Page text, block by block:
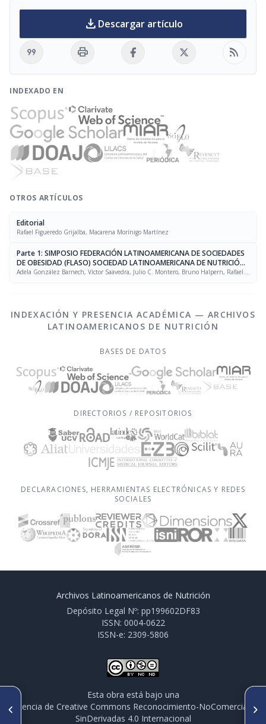
download Descargar artículo
format_quote print rss_feed
INDEXADO EN
OTROS ARTÍCULOS
Editorial
Rafael Figueredo Grijalba, Macarena Morínigo Martínez
Parte 1: SIMPOSIO FEDERACIÓN LATINOAMERICANA DE SOCIEDADES
DE OBESIDAD (FLASO) SOCIEDAD LATINOAMERICANA DE NUTRICIÓN
(SLAN)
Adela González Barnech, Víctor Saavedra, Julio C. Montero, Bruno Halpern, Rafael
ARTÍCULO ANTERIOR
CO 023. GANANCIA DE PESO
GESTACIONAL Y PESO AL
SIGUIENTE ARTÍCULO
CO 025. COMPARACIÓN ENTRE
LO RECOMENDADO POR LAS
INDEXACIÓN Y PRESENCIA ACADÉMICA — ARCHIVOS
LATINOAMERICANOS DE NUTRICIÓN
BASES DE DATOS
DIRECTORIOS / REPOSITORIOS
DECLARACIONES, HERRAMIENTAS ELECTRÓNICAS Y REDES
SOCIALES
Archivos Latinoamericanos de Nutrición
Depósito Legal Nº: pp199602DF83
ISSN: 0004-0622
ISSN-e: 2309-5806
Esta obra está bajo una
licencia de Creative Commons Reconocimiento-NoComercial-
SinDerivadas 4.0 Internacional